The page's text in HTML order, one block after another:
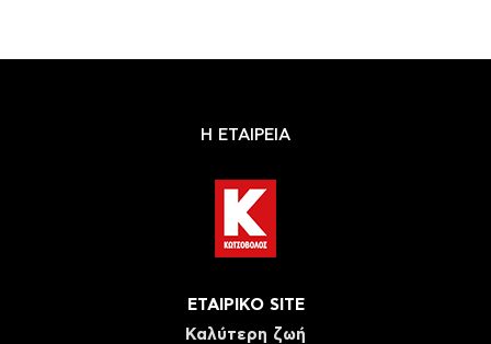
Η ΕΤΑΙΡΕΙΑ
ΕΤΑΙΡΙΚΟ SITE
Καλύτερη ζωή